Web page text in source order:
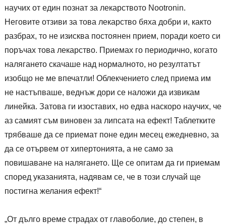
научих от един познат за лекарството Nootronin.
Неговите отзиви за това лекарство бяха добри и, както
разбрах, то не изисква постоянен прием, поради което си
поръчах това лекарство. Приемах го периодично, когато
налягането скачаше над нормалното, но резултатът
изобщо не ме впечатли! Облекчението след приема им
не настъпваше, веднъж дори се наложи да извикам
линейка. Затова ги изоставих, но едва наскоро научих, че
аз самият съм виновен за липсата на ефект! Таблетките
трябваше да се приемат поне един месец ежедневно, за
да се отървем от хипертонията, а не само за
повишаване на налягането. Ще се опитам да ги приемам
според указанията, надявам се, че в този случай ще
постигна желания ефект!“
„От дълго време страдах от главоболие, до степен, в